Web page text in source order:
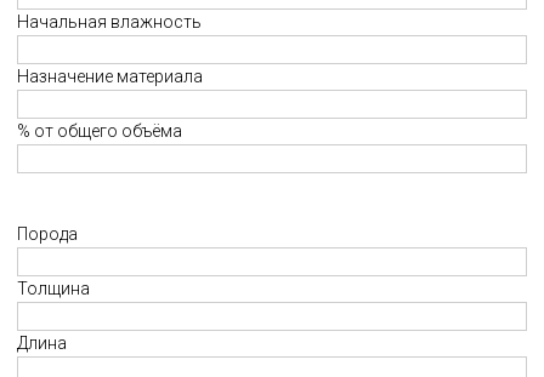
Начальная влажность
Назначение материала
% от общего объёма
Порода
Толщина
Длина